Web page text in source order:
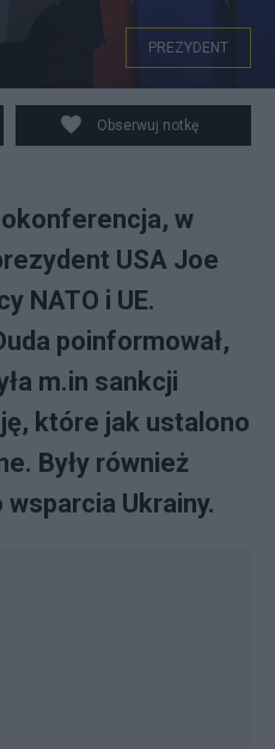
PREZYDENT
Obserwuj notkę
w
USA Joe
NATO i UE.
poinformował,
m.in sankcji
które jak ustalono
Były również
Ukrainy.